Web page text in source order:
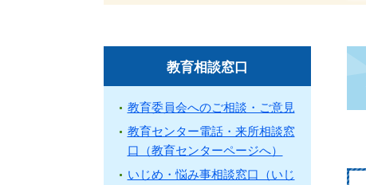
教育相談窓口
教育委員会へのご相談・ご意見
教育センター電話・来所相談窓
口（教育センターページへ）
いじめ・悩み事相談窓口（いじ